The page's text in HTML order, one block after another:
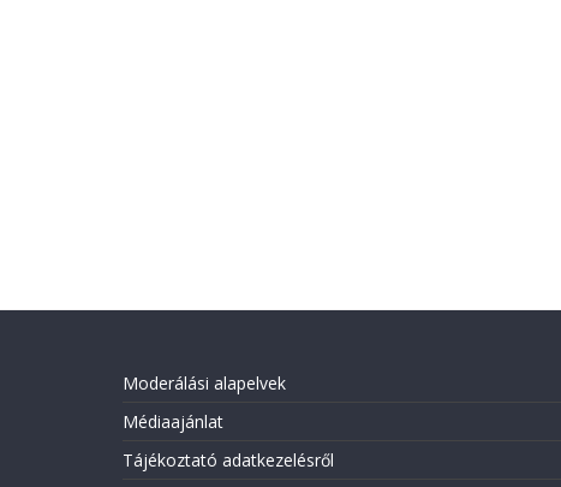
Moderálási alapelvek
Médiaajánlat
Tájékoztató adatkezelésről